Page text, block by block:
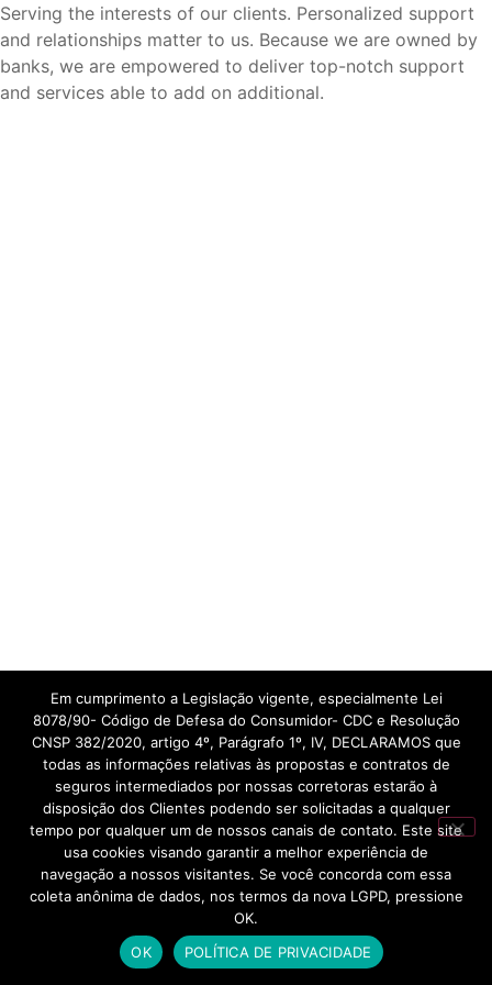
Serving the interests of our clients. Personalized support
and relationships matter to us. Because we are owned by
banks, we are empowered to deliver top-notch support
and services able to add on additional.
Em cumprimento a Legislação vigente, especialmente Lei
8078/90- Código de Defesa do Consumidor- CDC e Resolução
CNSP 382/2020, artigo 4º, Parágrafo 1º, IV, DECLARAMOS que
todas as informações relativas às propostas e contratos de
seguros intermediados por nossas corretoras estarão à
disposição dos Clientes podendo ser solicitadas a qualquer
tempo por qualquer um de nossos canais de contato. Este site
usa cookies visando garantir a melhor experiência de
navegação a nossos visitantes. Se você concorda com essa
coleta anônima de dados, nos termos da nova LGPD, pressione
OK.
OK
POLÍTICA DE PRIVACIDADE